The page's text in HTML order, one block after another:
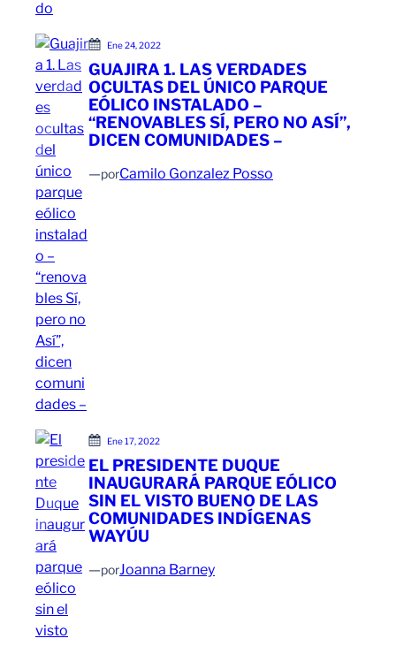
Ene 24, 2022
GUAJIRA 1. LAS VERDADES
OCULTAS DEL ÚNICO PARQUE
EÓLICO INSTALADO –
“RENOVABLES SÍ, PERO NO ASÍ”,
DICEN COMUNIDADES –
—porCamilo Gonzalez Posso
Ene 17, 2022
EL PRESIDENTE DUQUE
INAUGURARÁ PARQUE EÓLICO
SIN EL VISTO BUENO DE LAS
COMUNIDADES INDÍGENAS
WAYÚU
—porJoanna Barney